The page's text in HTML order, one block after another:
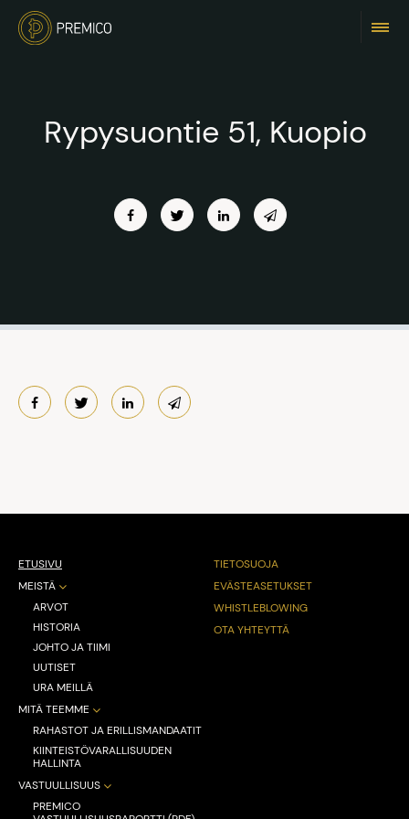
Rypysuontie 51, Kuopio
ETUSIVU
MEISTÄ
ARVOT
HISTORIA
JOHTO JA TIIMI
UUTISET
URA MEILLÄ
MITÄ TEEMME
RAHASTOT JA ERILLISMANDAATIT
KIINTEISTÖVARALLISUUDEN
HALLINTA
VASTUULLISUUS
PREMICO
TIETOSUOJA
EVÄSTEASETUKSET
WHISTLEBLOWING
OTA YHTEYTTÄ